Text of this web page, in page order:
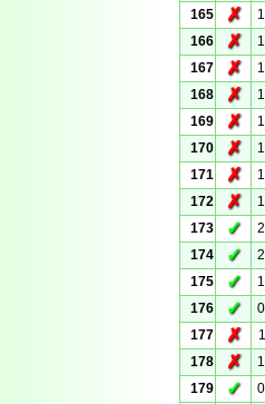
165
✗
166
✗
167
✗
168
✗
169
✗
170
✗
171
✗
172
✗
173
✓
174
✓
175
✓
176
✓
177
✗
178
✗
179
✓